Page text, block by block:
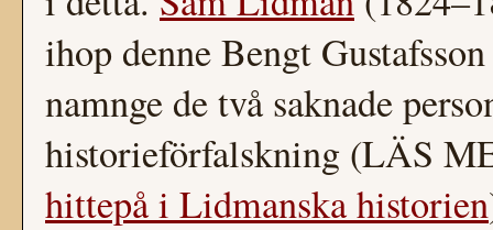
ihop denne Bengt
namnge de två saknade
historieförfalskning (LÄS
hittepå i Lidmanska historien